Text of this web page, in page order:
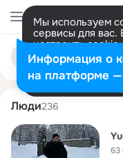
Мы используем
сервисы для вас.
настроить
представитель.
Разрешить все
Поиск
людям
yuriy averyanov
Люди236
63
Информация о
на платформе